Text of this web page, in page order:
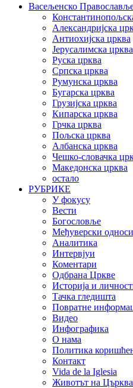
Васељенско
Александријска
Антиохијска црква
Јерусалимска црква
Руска црква
Српска црква
Румунска црква
Бугарска црква
Грузијска црква
Кипарска црква
Грчка црква
Пољска црква
Албанска црква
Чешко-словачка
Македонска црква
остало
РУБРИКЕ
У фокусу
Вести
Богословље
Међуверски односи
Аналитика
Интервјуи
Коментари
Одбрана Цркве
Историја и
Тачка гледишта
Повратне
Видео
Инфографика
О нама
Политика
Контакт
Vida de la Iglesia
Животът на